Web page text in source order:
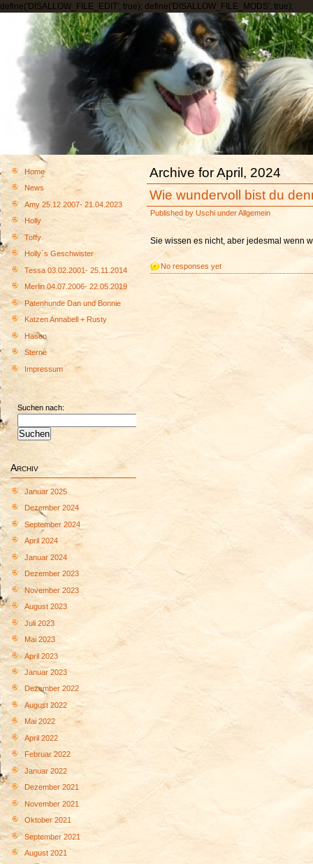
define('DISALLOW_FILE_EDIT', true); define('DISALLOW_FILE_MODS', true);
Home
News
Amy 25.12.2007- 21.04.2023
Holly
Toffy
Holly`s Geschwister
Tessa 03.02.2001- 25.11.2014
Merlin 04.07.2006- 22.05.2019
Patenhunde Dan und Bonnie
Katzen Annabell + Rusty
Hasen
Sterne
Impressum
Suchen nach:
Archiv
Januar 2025
Dezember 2024
September 2024
April 2024
Januar 2024
Dezember 2023
November 2023
August 2023
Juli 2023
Mai 2023
April 2023
Januar 2023
Dezember 2022
August 2022
Mai 2022
April 2022
Februar 2022
Januar 2022
Dezember 2021
November 2021
Oktober 2021
September 2021
August 2021
Archive for April, 2024
Wie wundervoll bist du
Published by Uschi underAllgemein
Sie wissen es nicht, aber jedesmal wenn
No responses yet